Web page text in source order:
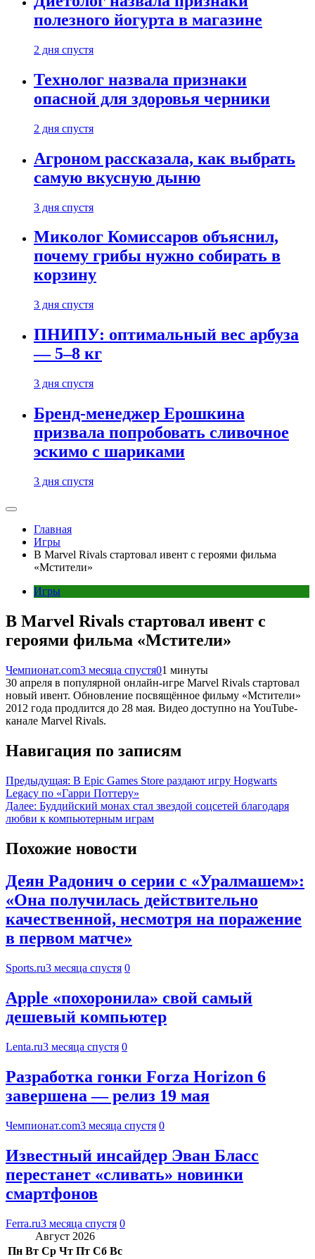
полезного йогурта в магазине
2 дня спустя
Технолог назвала признаки
опасной для здоровья черники
2 дня спустя
Агроном рассказала, как выбрать
самую вкусную дыню
3 дня спустя
Миколог Комиссаров объяснил,
почему грибы нужно собирать в
корзину
3 дня спустя
ПНИПУ: оптимальный вес арбуза
— 5–8 кг
3 дня спустя
Бренд-менеджер Ерошкина
призвала попробовать сливочное
эскимо с шариками
3 дня спустя
Главная
Игры
В Marvel Rivals стартовал ивент c героями фильма
«Мстители»
Игры
В Marvel Rivals стартовал ивент c
героями фильма «Мстители»
Чемпионат.com3 месяца спустя01 минуты
30 апреля в популярной онлайн-игре Marvel Rivals стартовал
новый ивент. Обновление посвящённое фильму «Мстители»
2012 года продлится до 28 мая. Видео доступно на YouTube-
канале Marvel Rivals.
Навигация по записям
Предыдущая: В Epic Games Store раздают игру Hogwarts
Legacy по «Гарри Поттеру»
Далее: Буддийский монах стал звездой соцсетей благодаря
любви к компьютерным играм
Похожие новости
Деян Радонич о серии с «Уралмашем»:
«Она получилась действительно
качественной, несмотря на поражение
в первом матче»
Sports.ru3 месяца спустя 0
Apple «похоронила» свой самый
дешевый компьютер
Lenta.ru3 месяца спустя 0
Разработка гонки Forza Horizon 6
завершена — релиз 19 мая
Чемпионат.com3 месяца спустя 0
Известный инсайдер Эван Бласс
перестанет «сливать» новинки
смартфонов
Ferra.ru3 месяца спустя 0
Август 2026
Пн Вт Ср Чт Пт Сб Вс